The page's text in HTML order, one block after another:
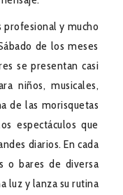
profesional y mucho
de los meses
se presentan casi
niños, musicales,
de las morisquetas
espectáculos que
diarios. En cada
o bares de diversa
luz y lanza su rutina